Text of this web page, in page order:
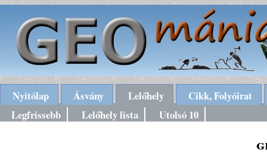
Nyitólap Ásvány Lelőhely
Cikk, Folyóirat
Legfrissebb
Lelőhely lista Utolsó 10